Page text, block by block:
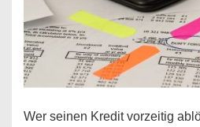
Wer seinen Kredit vorzeitig